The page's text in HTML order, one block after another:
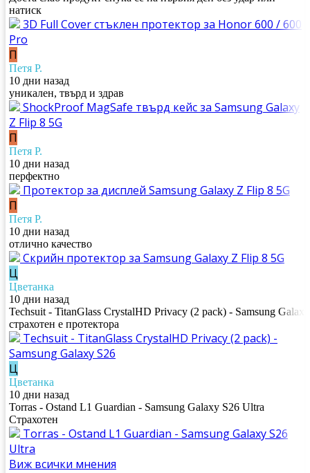
натиск
3D Full Cover стъклен протектор за Honor 600 / 600
Pro
П
Петя Р.
10 дни назад
уникален, твърд и здрав
ShockProof MagSafe твърд кейс за Samsung Galaxy
Z Flip 8 5G
П
Петя Р.
10 дни назад
перфектно
Протектор за дисплей Samsung Galaxy Z Flip 8 5G
П
Петя Р.
10 дни назад
отлично качество
Скрийн протектор за Samsung Galaxy Z Flip 8 5G
Ц
Цветанка
10 дни назад
Techsuit - TitanGlass CrystalHD Privacy (2 pack) - Samsung Galax
страхотен е протектора
Techsuit - TitanGlass CrystalHD Privacy (2 pack) -
Samsung Galaxy S26
Ц
Цветанка
10 дни назад
Torras - Ostand L1 Guardian - Samsung Galaxy S26 Ultra
Страхотен
Torras - Ostand L1 Guardian - Samsung Galaxy S26
Ultra
Виж всички мнения